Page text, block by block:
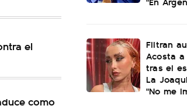
el
como
Filtran
Acosta
tras el
La
"No me